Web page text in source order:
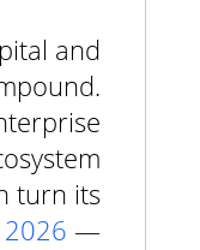
and
its…
— Satya Nadella (@satyanadella)
2026